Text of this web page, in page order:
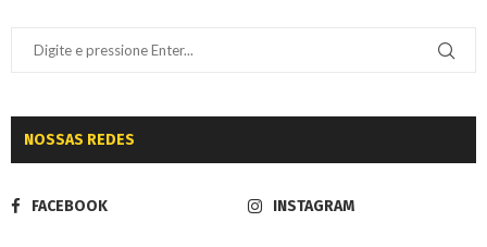
NOSSAS REDES
FACEBOOK INSTAGRAM